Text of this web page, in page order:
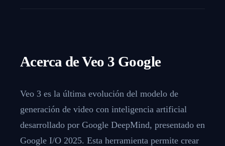
Acerca deVeo 3 Google
Veo 3 es la última evolución del modelo de
generación de video con inteligencia artificial
desarrollado por Google DeepMind, presentado en
Google I/O 2025. Esta herramienta permite crear